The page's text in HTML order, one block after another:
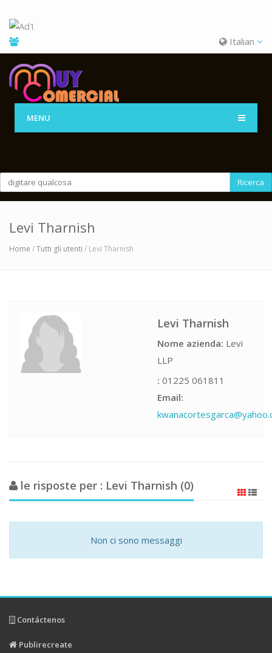
Italian
MENU
Ricerca
Levi Tharnish
Home /Tutti gli utenti / Levi Tharnish
Levi Tharnish
Nome azienda: Levi
LLP
: 01225 061811
Email:
le risposte per : Levi Tharnish (0)
Non ci sono messaggi
Contáctenos
Publirecreate